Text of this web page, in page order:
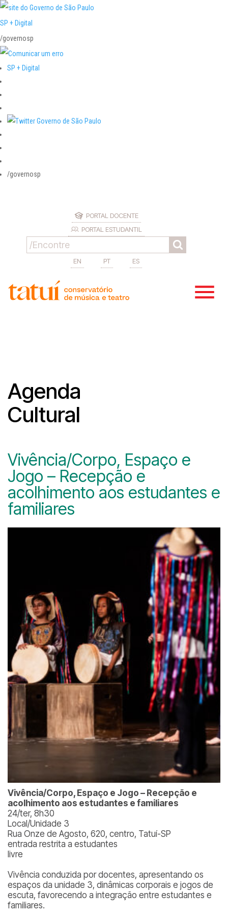
SP + Digital
/governosp
SP + Digital
/governosp
PORTAL DOCENTE
PORTAL ESTUDANTIL
EN PT ES
Agenda
Cultural
Vivência/Corpo, Espaço e
Jogo – Recepção e
acolhimento aos estudantes e
familiares
Vivência/Corpo, Espaço e Jogo – Recepção e
acolhimento aos estudantes e familiares
24/ter, 8h30
Local/Unidade 3
Rua Onze de Agosto, 620, centro, Tatuí-SP
entrada restrita a estudantes
livre
Vivência conduzida por docentes, apresentando os
espaços da unidade 3, dinâmicas corporais e jogos de
escuta, favorecendo a integração entre estudantes e
familiares.